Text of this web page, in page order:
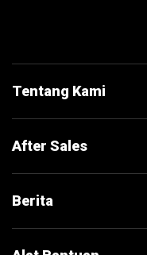
Tentang Kami
After Sales
Berita